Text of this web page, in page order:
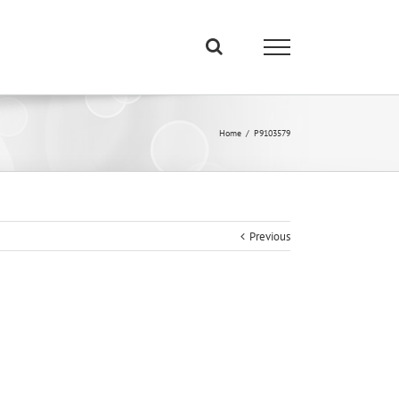
Home / P9103579
Previous